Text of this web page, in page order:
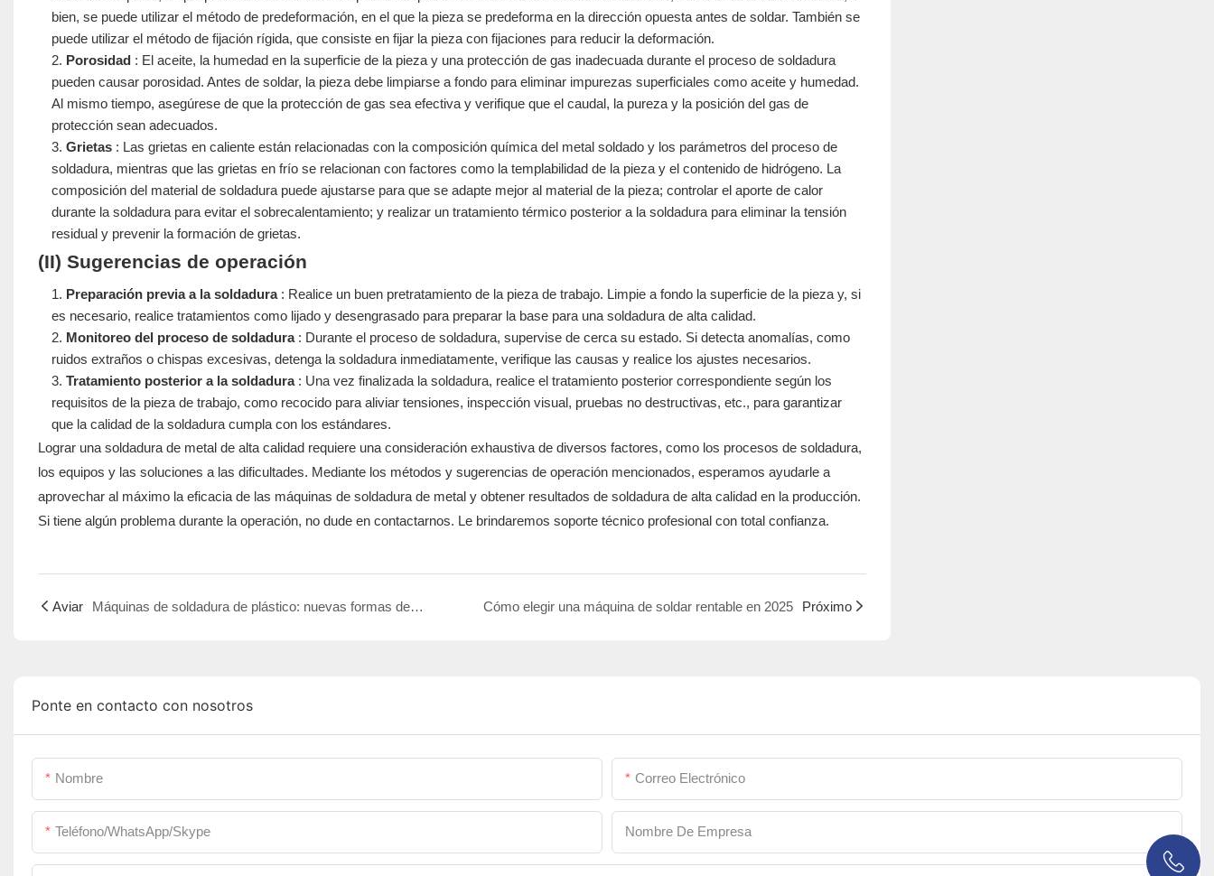
bien, se puede utilizar el método de predeformación, en el que la pieza se predeforma en la dirección opuesta antes de soldar. También se
puede utilizar el método de fijación rígida, que consiste en fijar la pieza con fijaciones para reducir la deformación.
Porosidad: El aceite, la humedad en la superficie de la pieza y una protección de gas inadecuada durante el proceso de soldadura
pueden causar porosidad. Antes de soldar, la pieza debe limpiarse a fondo para eliminar impurezas superficiales como aceite y humedad.
Al mismo tiempo, asegúrese de que la protección de gas sea efectiva y verifique que el caudal, la pureza y la posición del gas de
protección sean adecuados.
Grietas: Las grietas en caliente están relacionadas con la composición química del metal soldado y los parámetros del proceso de
soldadura, mientras que las grietas en frío se relacionan con factores como la templabilidad de la pieza y el contenido de hidrógeno. La
composición del material de soldadura puede ajustarse para que se adapte mejor al material de la pieza; controlar el aporte de calor
durante la soldadura para evitar el sobrecalentamiento; y realizar un tratamiento térmico posterior a la soldadura para eliminar la tensión
residual y prevenir la formación de grietas.
(II) Sugerencias de operación
Preparación previa a la soldadura: Realice un buen pretratamiento de la pieza de trabajo. Limpie a fondo la superficie de la pieza y, si
es necesario, realice tratamientos como lijado y desengrasado para preparar la base para una soldadura de alta calidad.
Monitoreo del proceso de soldadura: Durante el proceso de soldadura, supervise de cerca su estado. Si detecta anomalías, como
ruidos extraños o chispas excesivas, detenga la soldadura inmediatamente, verifique las causas y realice los ajustes necesarios.
Tratamiento posterior a la soldadura: Una vez finalizada la soldadura, realice el tratamiento posterior correspondiente según los
requisitos de la pieza de trabajo, como recocido para aliviar tensiones, inspección visual, pruebas no destructivas, etc., para garantizar
que la calidad de la soldadura cumpla con los estándares.
Lograr una soldadura de metal de alta calidad requiere una consideración exhaustiva de diversos factores, como los procesos de soldadura,
los equipos y las soluciones a las dificultades. Mediante los métodos y sugerencias de operación mencionados, esperamos ayudarle a
aprovechar al máximo la eficacia de las máquinas de soldadura de metal y obtener resultados de soldadura de alta calidad en la producción.
Si tiene algún problema durante la operación, no dude en contactarnos. Le brindaremos soporte técnico profesional con total confianza.
Aviar Máquinas de soldadura de plástico: nuevas formas de procesar productos plásticos Cómo elegir una máquina de soldar rentable en 2025 Próximo
Ponte en contacto con nosotros
Nombre Correo Electrónico
Teléfono/WhatsApp/Skype Nombre De Empresa